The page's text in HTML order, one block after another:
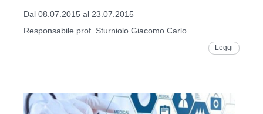
Dal 08.07.2015 al 23.07.2015
Responsabile prof. Sturniolo Giacomo Carlo
Leggi